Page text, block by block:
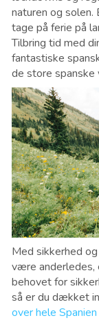
naturen og
tage på ferie på
Tilbring tid med
fantastiske
de store spanske
Med sikkerhed
være anderledes,
behovet for
så er du dækket
over hele